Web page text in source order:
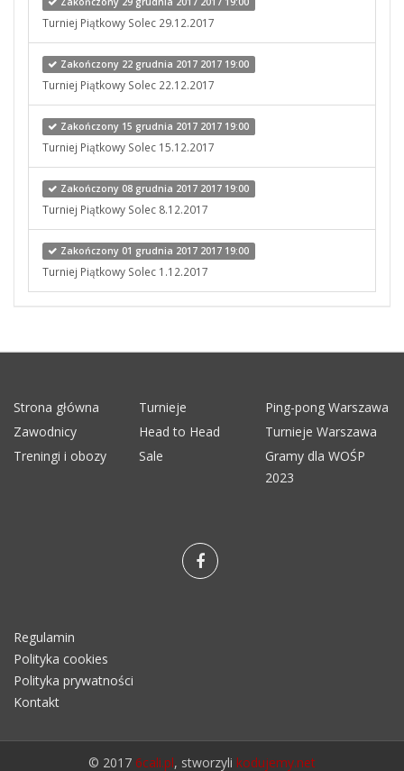
Turniej Piątkowy Solec 29.12.2017
Zakończony 22 grudnia 2017 2017 19:00
Turniej Piątkowy Solec 22.12.2017
Zakończony 15 grudnia 2017 2017 19:00
Turniej Piątkowy Solec 15.12.2017
Zakończony 08 grudnia 2017 2017 19:00
Turniej Piątkowy Solec 8.12.2017
Zakończony 01 grudnia 2017 2017 19:00
Turniej Piątkowy Solec 1.12.2017
Strona główna Turnieje
Ping-pong Warszawa
Zawodnicy
Head to Head
Turnieje Warszawa
Treningi i obozy
Sale
Gramy dla WOŚP
2023
Regulamin
Polityka cookies
Polityka prywatności
Kontakt
© 2017 6cali.pl, stworzyli kodujemy.net